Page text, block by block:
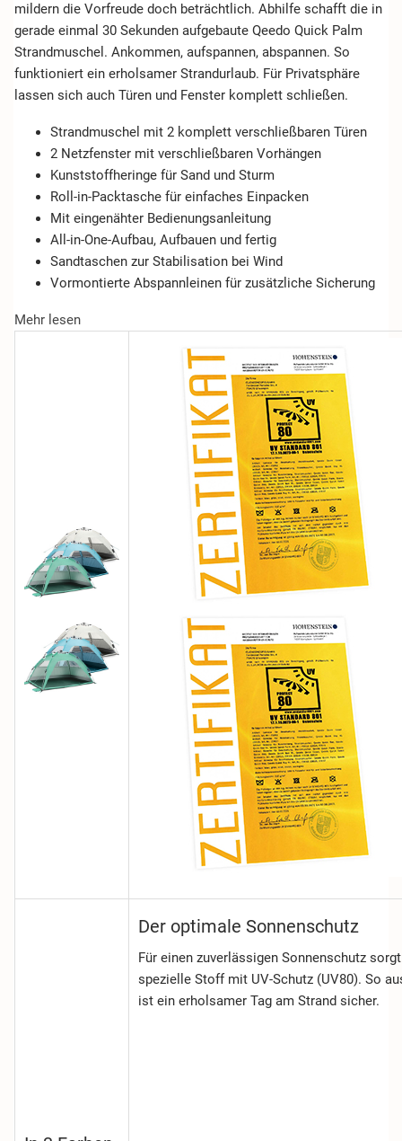
mildern die Vorfreude doch beträchtlich. Abhilfe schafft die in
gerade einmal 30 Sekunden aufgebaute Qeedo Quick Palm
Strandmuschel. Ankommen, aufspannen, abspannen. So
funktioniert ein erholsamer Strandurlaub. Für Privatsphäre
lassen sich auch Türen und Fenster komplett schließen.
Strandmuschel mit 2 komplett verschließbaren Türen
2 Netzfenster mit verschließbaren Vorhängen
Kunststoffheringe für Sand und Sturm
Roll-in-Packtasche für einfaches Einpacken
Mit eingenähter Bedienungsanleitung
All-in-One-Aufbau, Aufbauen und fertig
Sandtaschen zur Stabilisation bei Wind
Vormontierte Abspannleinen für zusätzliche Sicherung
Mehr lesen
Der optimale Sonnenschutz
Für einen zuverlässigen Sonnenschutz
spezielle Stoff mit UV-Schutz (UV80). So
ist ein erholsamer Tag am Strand sicher.